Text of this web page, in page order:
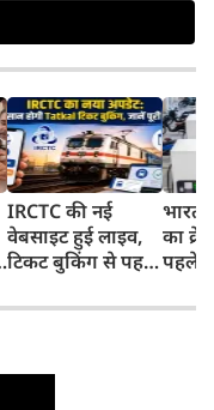
IRCTC की नई
वेबसाइट हुई लाइव,
टिकट बुकिंग से पहले
काम, जानें पूरा
भारत
का
पहले
और